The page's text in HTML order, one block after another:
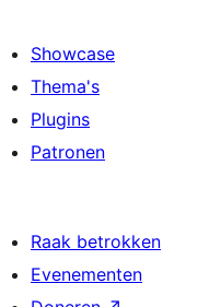
Showcase
Thema's
Plugins
Patronen
Raak betrokken
Evenementen